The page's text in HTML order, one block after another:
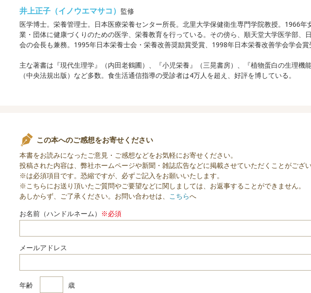
井上正子（イノウエマサコ） 監修
医学博士。栄養管理士。日本医療栄養センター所長。北里大学保健衛生専門学院教授。1966
業・団体に健康づくりのための医学、栄養教育を行っている。その傍ら、順天堂大学医学部
会の会長も兼務。1995年日本栄養士会・栄養改善奨励賞受賞、1998年日本栄養改善学会学会
主な著書は『現代生理学』（内田老鶴圃）、『小児栄養』（三晃書房）、『植物蛋白の生理
（中央法規出版）など多数。食生活通信指導の受診者は4万人を超え、好評を博している。
この本へのご感想をお寄せください
本書をお読みになったご意見・ご感想などをお気軽にお寄せください。
投稿された内容は、弊社ホームページや新聞・雑誌広告などに掲載させていただくことがござい
※は必須項目です。恐縮ですが、必ずご記入をお願いいたします。
※こちらにお送り頂いたご質問やご要望などに関しましては、お返事することができません。
あしからず、ご了承ください。お問い合わせは、 こちらへ
お名前（ハンドルネーム） ※必須
メールアドレス
年齢 歳